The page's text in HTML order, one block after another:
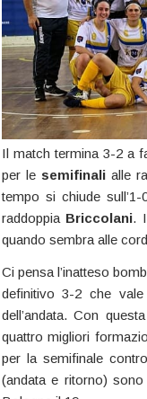
Il match termina 3-2 a
per le semifinalialle
tempo si chiude
raddoppia Briccolani.
quando sembra alle
Ci pensa l’inatteso
definitivo 3-2 che
dell’andata. Con
quattro migliori
per la semifinale
(andata e ritorno)